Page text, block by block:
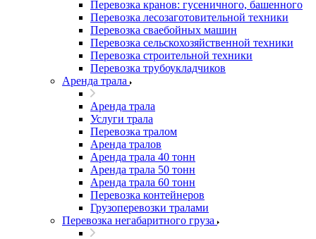
Перевозка кранов: гусеничного, башенного
Перевозка лесозаготовительной техники
Перевозка сваебойных машин
Перевозка сельскохозяйственной техники
Перевозка строительной техники
Перевозка трубоукладчиков
Аренда трала
Аренда трала
Услуги трала
Перевозка тралом
Аренда тралов
Аренда трала 40 тонн
Аренда трала 50 тонн
Аренда трала 60 тонн
Перевозка контейнеров
Грузоперевозки тралами
Перевозка негабаритного груза